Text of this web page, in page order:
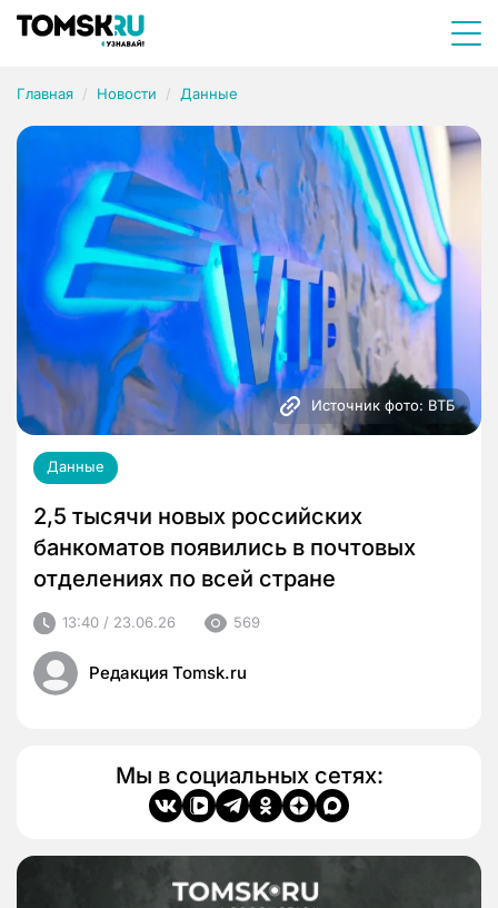
Главная Новости Данные
Источник фото: ВТБ
Данные
2,5 тысячи новых российских
банкоматов появились в почтовых
отделениях по всей стране
13:40 / 23.06.26 569
Редакция Tomsk.ru
Мы в социальных сетях: